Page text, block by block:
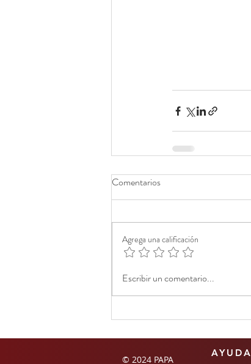
Comentarios
Agrega una calificación
Escribir un comentario...
© 2024 PAPA